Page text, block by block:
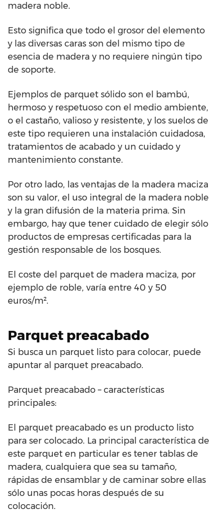
madera noble.
Esto significa que todo el grosor del elemento
y las diversas caras son del mismo tipo de
esencia de madera y no requiere ningún tipo
de soporte.
Ejemplos de parquet sólido son el bambú,
hermoso y respetuoso con el medio ambiente,
o el castaño, valioso y resistente, y los suelos de
este tipo requieren una instalación cuidadosa,
tratamientos de acabado y un cuidado y
mantenimiento constante.
Por otro lado, las ventajas de la madera maciza
son su valor, el uso integral de la madera noble
y la gran difusión de la materia prima. Sin
embargo, hay que tener cuidado de elegir sólo
productos de empresas certificadas para la
gestión responsable de los bosques.
El coste del parquet de madera maciza, por
ejemplo de roble, varía entre 40 y 50
euros/m².
Parquet preacabado
Si busca un parquet listo para colocar, puede
apuntar al parquet preacabado.
Parquet preacabado – características
principales:
El parquet preacabado es un producto listo
para ser colocado. La principal característica de
este parquet en particular es tener tablas de
madera, cualquiera que sea su tamaño,
rápidas de ensamblar y de caminar sobre ellas
sólo unas pocas horas después de su
colocación.